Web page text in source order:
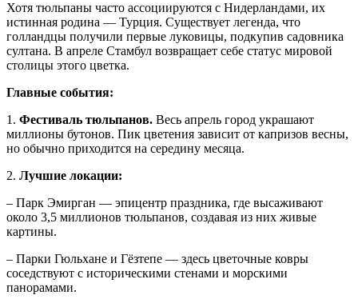
Хотя тюльпаны часто ассоциируются с Нидерландами, их
истинная родина — Турция. Существует легенда, что
голландцы получили первые луковицы, подкупив садовника
султана. В апреле Стамбул возвращает себе статус мировой
столицы этого цветка.
Главные события:
1. Фестиваль тюльпанов. Весь апрель город украшают
миллионы бутонов. Пик цветения зависит от капризов весны,
но обычно приходится на середину месяца.
2. Лучшие локации:
– Парк Эмирган — эпицентр праздника, где высаживают
около 3,5 миллионов тюльпанов, создавая из них живые
картины.
– Парки Гюльхане и Гёзтепе — здесь цветочные ковры
соседствуют с историческими стенами и морскими
панорамами.